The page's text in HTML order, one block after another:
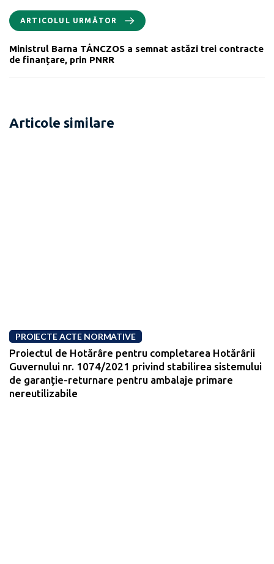
ARTICOLUL URMĂTOR
Ministrul Barna TÁNCZOS a semnat astăzi trei contracte
de finanțare, prin PNRR
Articole similare
PROIECTE ACTE NORMATIVE
Proiectul de Hotărâre pentru completarea Hotărârii
Guvernului nr. 1074/2021 privind stabilirea sistemului
de garanție-returnare pentru ambalaje primare
nereutilizabile